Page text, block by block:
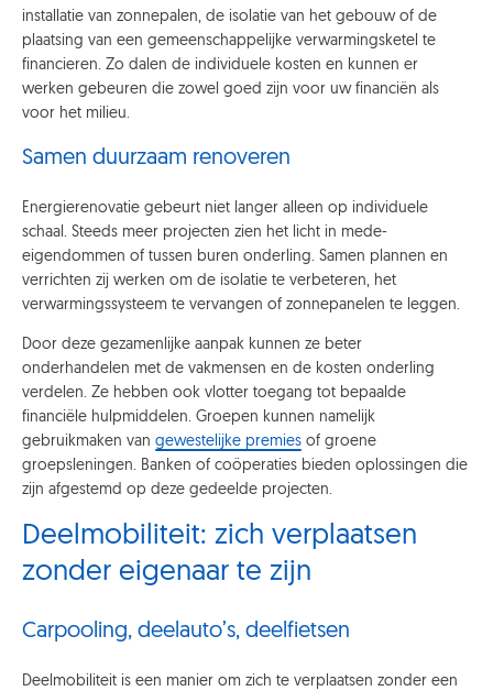
installatie van zonnepalen, de isolatie van het gebouw of de
plaatsing van een gemeenschappelijke verwarmingsketel te
financieren. Zo dalen de individuele kosten en kunnen er
werken gebeuren die zowel goed zijn voor uw financiën als
voor het milieu.
Samen duurzaam renoveren
Energierenovatie gebeurt niet langer alleen op individuele
schaal. Steeds meer projecten zien het licht in mede-
eigendommen of tussen buren onderling. Samen plannen en
verrichten zij werken om de isolatie te verbeteren, het
verwarmingssysteem te vervangen of zonnepanelen te leggen.
Door deze gezamenlijke aanpak kunnen ze beter
onderhandelen met de vakmensen en de kosten onderling
verdelen. Ze hebben ook vlotter toegang tot bepaalde
financiële hulpmiddelen. Groepen kunnen namelijk
gebruikmaken van gewestelijke premies of groene
groepsleningen. Banken of coöperaties bieden oplossingen die
zijn afgestemd op deze gedeelde projecten.
Deelmobiliteit: zich verplaatsen
zonder eigenaar te zijn
Carpooling, deelauto’s, deelfietsen
Deelmobiliteit is een manier om zich te verplaatsen zonder een